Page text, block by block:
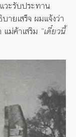
วะรับประทาน
ายเสร็จ ผมแจ้งว่า
แม่ค้าเสริม “เดี๋ยวนี้